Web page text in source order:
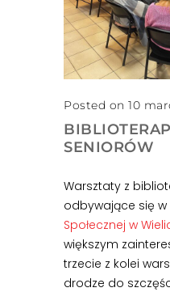
Posted on 10
SENIORÓW
Warsztaty z
odbywające się w
Społecznej w
większym
trzecie z kolei
drodze do